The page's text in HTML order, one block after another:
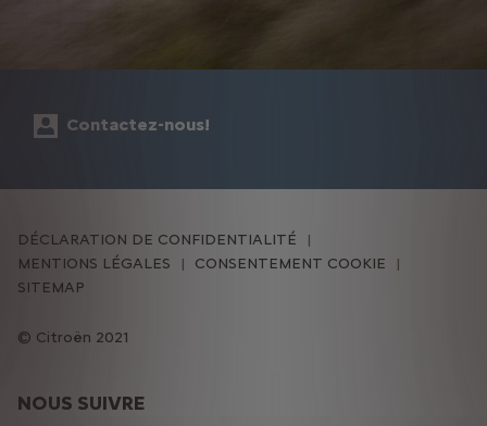
Contactez-nous!
NOUS SUIVRE
Citroën 2021
DÉCLARATION DE CONFIDENTIALITÉ
MENTIONS LÉGALES
CONSENTEMENT COOKIE
SITEMAP